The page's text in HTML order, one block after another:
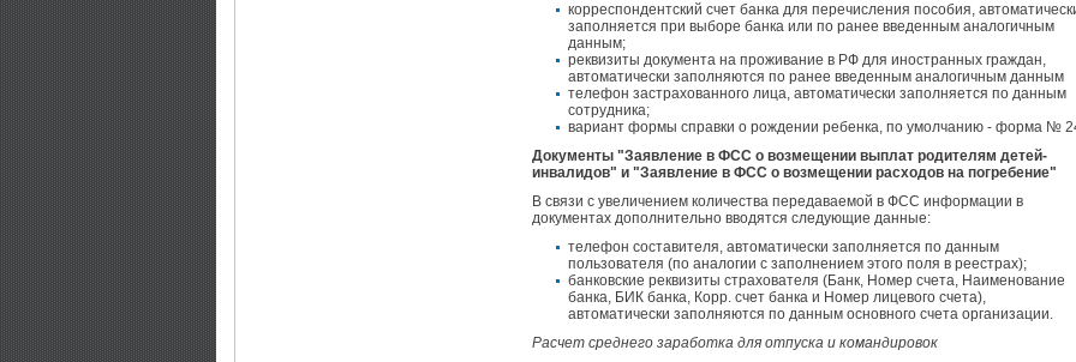
корреспондентский счет банка для перечисления пособия,
заполняется при выборе банка или по ранее введенным аналогичным
данным;
реквизиты документа на проживание в РФ для иностранных граждан,
автоматически заполняются по ранее введенным аналогичным данным
телефон застрахованного лица, автоматически заполняется по данным
сотрудника;
вариант формы справки о рождении ребенка, по умолчанию - форма №
Документы "Заявление в ФСС о возмещении выплат родителям детей-
инвалидов" и "Заявление в ФСС о возмещении расходов на погребение"
В связи с увеличением количества передаваемой в ФСС информации в
документах дополнительно вводятся следующие данные:
телефон составителя, автоматически заполняется по данным
пользователя (по аналогии с заполнением этого поля в реестрах);
банковские реквизиты страхователя (Банк, Номер счета, Наименование
банка, БИК банка, Корр. счет банка и Номер лицевого счета),
автоматически заполняются по данным основного счета организации.
Расчет среднего заработка для отпуска и командировок